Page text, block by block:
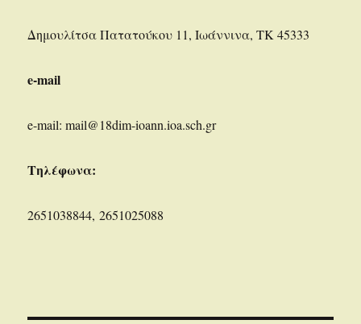
Δημουλίτσα Πατατούκου 11, Ιωάννινα, ΤΚ 45333
e-mail
e-mail: mail@18dim-ioann.ioa.sch.gr
Τηλέφωνα:
2651038844, 2651025088